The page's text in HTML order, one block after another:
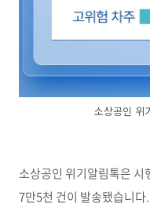
소상공인 위
소상공인 위기알림톡은 시
7만5천 건이 발송됐습니다.